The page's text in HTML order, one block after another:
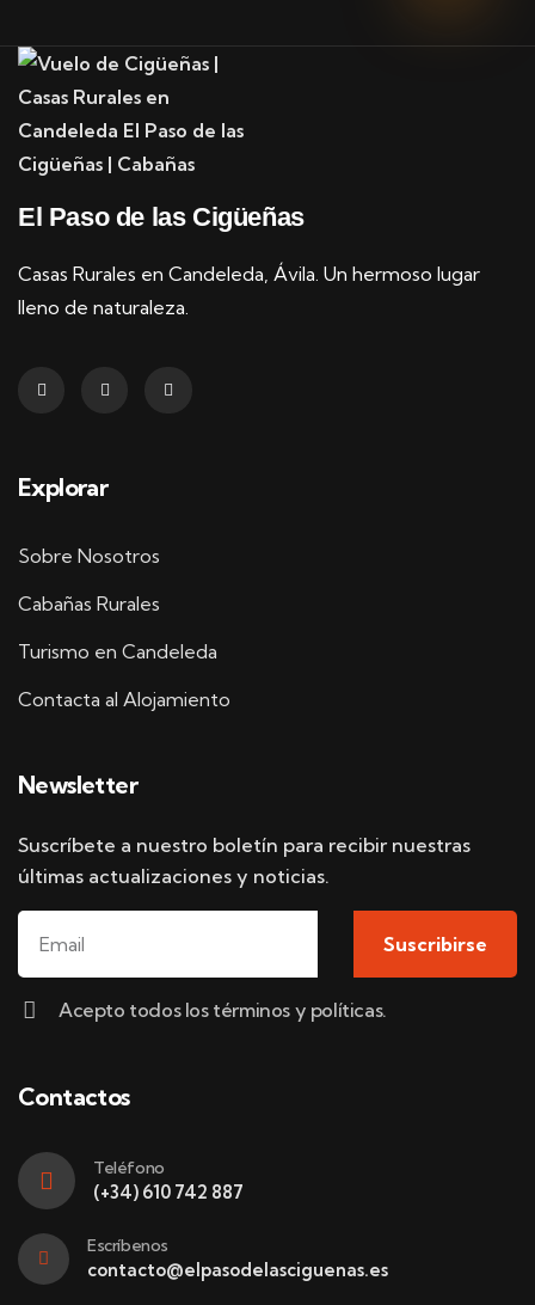
El Paso de las Cigüeñas
Casas Rurales en Candeleda, Ávila. Un hermoso lugar
lleno de naturaleza.
Explorar
Sobre Nosotros
Cabañas Rurales
Turismo en Candeleda
Contacta al Alojamiento
Newsletter
Suscríbete a nuestro boletín para recibir nuestras
últimas actualizaciones y noticias.
Suscribirse
Acepto todos los términos y políticas.
Contactos
Teléfono
(+34) 610 742 887
Escríbenos
contacto@elpasodelasciguenas.es